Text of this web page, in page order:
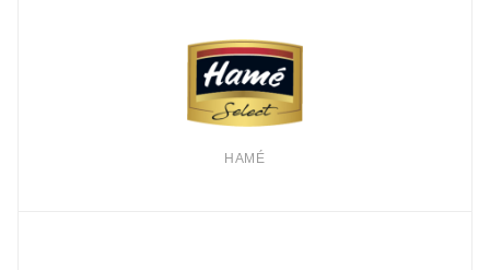
HAMÉ